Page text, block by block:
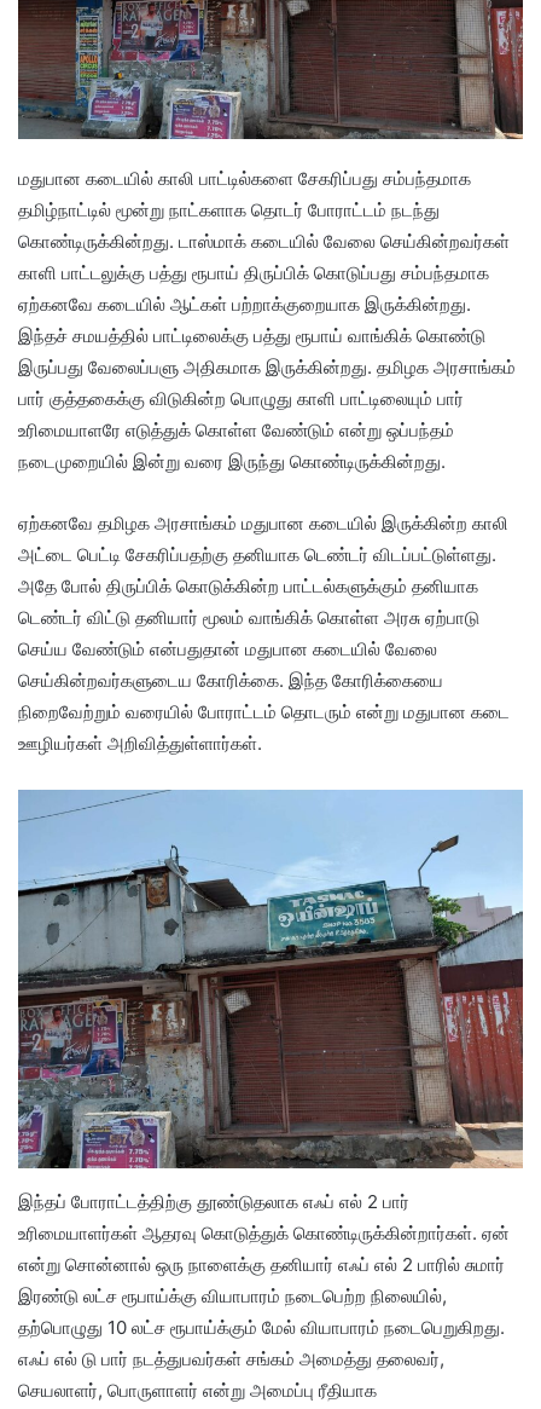
மதுபான கடையில் காலி பாட்டில்களை சேகரிப்பது சம்பந்தமாக
தமிழ்நாட்டில் மூன்று நாட்களாக தொடர் போராட்டம் நடந்து
கொண்டிருக்கின்றது. டாஸ்மாக் கடையில் வேலை செய்கின்றவர்கள்
காளி பாட்டலுக்கு பத்து ரூபாய் திருப்பிக் கொடுப்பது சம்பந்தமாக
ஏற்கனவே கடையில் ஆட்கள் பற்றாக்குறையாக இருக்கின்றது.
இந்தச் சமயத்தில் பாட்டிலைக்கு பத்து ரூபாய் வாங்கிக் கொண்டு
இருப்பது வேலைப்பளு அதிகமாக இருக்கின்றது. தமிழக அரசாங்கம்
பார் குத்தகைக்கு விடுகின்ற பொழுது காளி பாட்டிலையும் பார்
உரிமையாளரே எடுத்துக் கொள்ள வேண்டும் என்று ஒப்பந்தம்
நடைமுறையில் இன்று வரை இருந்து கொண்டிருக்கின்றது.
ஏற்கனவே தமிழக அரசாங்கம் மதுபான கடையில் இருக்கின்ற காலி
அட்டை பெட்டி சேகரிப்பதற்கு தனியாக டெண்டர் விடப்பட்டுள்ளது.
அதே போல் திருப்பிக் கொடுக்கின்ற பாட்டல்களுக்கும் தனியாக
டெண்டர் விட்டு தனியார் மூலம் வாங்கிக் கொள்ள அரசு ஏற்பாடு
செய்ய வேண்டும் என்பதுதான் மதுபான கடையில் வேலை
செய்கின்றவர்களுடைய கோரிக்கை. இந்த கோரிக்கையை
நிறைவேற்றும் வரையில் போராட்டம் தொடரும் என்று மதுபான கடை
ஊழியர்கள் அறிவித்துள்ளார்கள்.
இந்தப் போராட்டத்திற்கு தூண்டுதலாக எஃப் எல் 2 பார்
உரிமையாளர்கள் ஆதரவு கொடுத்துக் கொண்டிருக்கின்றார்கள். ஏன்
என்று சொன்னால் ஒரு நாளைக்கு தனியார் எஃப் எல் 2 பாரில் சுமார்
இரண்டு லட்ச ரூபாய்க்கு வியாபாரம் நடைபெற்ற நிலையில்,
தற்பொழுது 10 லட்ச ரூபாய்க்கும் மேல் வியாபாரம் நடைபெறுகிறது.
எஃப் எல் டு பார் நடத்துபவர்கள் சங்கம் அமைத்து தலைவர்,
செயலாளர், பொருளாளர் என்று அமைப்பு ரீதியாக